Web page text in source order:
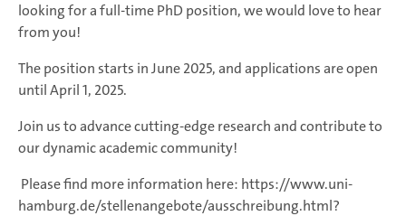
looking for a full-time PhD position, we would love to hear
from you!
The position starts in June 2025, and applications are open
until April 1, 2025.
Join us to advance cutting-edge research and contribute to
our dynamic academic community!
Please find more information here: https://www.uni-
hamburg.de/stellenangebote/ausschreibung.html?